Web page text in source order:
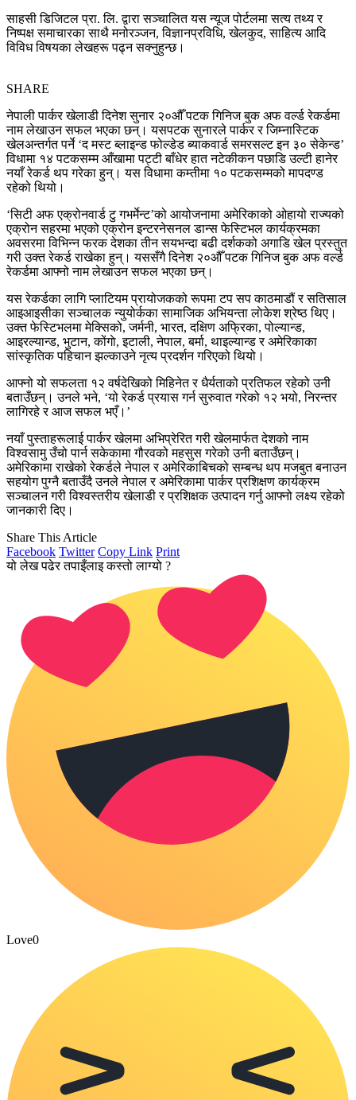
साहसी डिजिटल प्रा. लि. द्वारा सञ्चालित यस न्यूज पोर्टलमा सत्य तथ्य र
निष्पक्ष समाचारका साथै मनोरञ्जन, विज्ञानप्रविधि, खेलकुद, साहित्य आदि
विविध विषयका लेखहरू पढ्न सक्नुहुन्छ।
SHARE
नेपाली पार्कर खेलाडी दिनेश सुनार २०औँ पटक गिनिज बुक अफ वर्ल्ड रेकर्डमा
नाम लेखाउन सफल भएका छन्। यसपटक सुनारले पार्कर र जिम्नास्टिक
खेलअन्तर्गत पर्ने ‘द मस्ट ब्लाइन्ड फोल्डेड ब्याकवार्ड समरसल्ट इन ३० सेकेन्ड’
विधामा १४ पटकसम्म आँखामा पट्टी बाँधेर हात नटेकीकन पछाडि उल्टी हानेर
नयाँ रेकर्ड थप गरेका हुन्। यस विधामा कम्तीमा १० पटकसम्मको मापदण्ड
रहेको थियो।
‘सिटी अफ एक्रोनवार्ड टु गभर्मेन्ट’को आयोजनामा अमेरिकाको ओहायो राज्यको
एक्रोन सहरमा भएको एक्रोन इन्टरनेसनल डान्स फेस्टिभल कार्यक्रमका
अवसरमा विभिन्न फरक देशका तीन सयभन्दा बढी दर्शकको अगाडि खेल प्रस्तुत
गरी उक्त रेकर्ड राखेका हुन्। यससँगै दिनेश २०औँ पटक गिनिज बुक अफ वर्ल्ड
रेकर्डमा आफ्नो नाम लेखाउन सफल भएका छन्।
यस रेकर्डका लागि प्लाटियम प्रायोजकको रूपमा टप सप काठमाडौं र सतिसाल
आइआइसीका सञ्चालक न्युयोर्कका सामाजिक अभियन्ता लाेकेश श्रेष्ठ थिए।
उक्त फेस्टिभलमा मेक्सिको, जर्मनी, भारत, दक्षिण अफ्रिका, पोल्यान्ड,
आइरल्यान्ड, भुटान, कोंगाे, इटाली, नेपाल, बर्मा, थाइल्यान्ड र अमेरिकाका
सांस्कृतिक पहिचान झल्काउने नृत्य प्रदर्शन गरिएको थियो।
आफ्नो यो सफलता १२ वर्षदेखिको मिहिनेत र धैर्यताको प्रतिफल रहेको उनी
बताउँछन्। उनले भने, ‘यो रेकर्ड प्रयास गर्न सुरुवात गरेको १२ भयो, निरन्तर
लागिरहे र आज सफल भएँ।’
नयाँ पुस्ताहरूलाई पार्कर खेलमा अभिप्रेरित गरी खेलमार्फत देशको नाम
विश्वसामु उँचो पार्न सकेकामा गौरवको महसुस गरेको उनी बताउँछन्।
अमेरिकामा राखेको रेकर्डले नेपाल र अमेरिकाबिचको सम्बन्ध थप मजबुत बनाउन
सहयोग पुग्नै बताउँदै उनले नेपाल र अमेरिकामा पार्कर प्रशिक्षण कार्यक्रम
सञ्चालन गरी विश्वस्तरीय खेलाडी र प्रशिक्षक उत्पादन गर्नु आफ्नो लक्ष्य रहेको
जानकारी दिए।
Share This Article
Facebook Twitter Copy Link Print
यो लेख पढेर तपाइँलाइ कस्तो लाग्यो ?
Love0